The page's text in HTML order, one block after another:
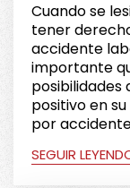
Cuando se
tener
accidente
importante
posibilidades
positivo en
por
SEGUIR